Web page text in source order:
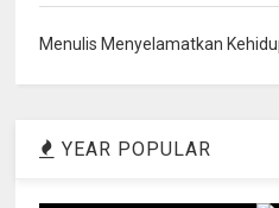
Menulis Menyelamatkan
YEAR POPULAR